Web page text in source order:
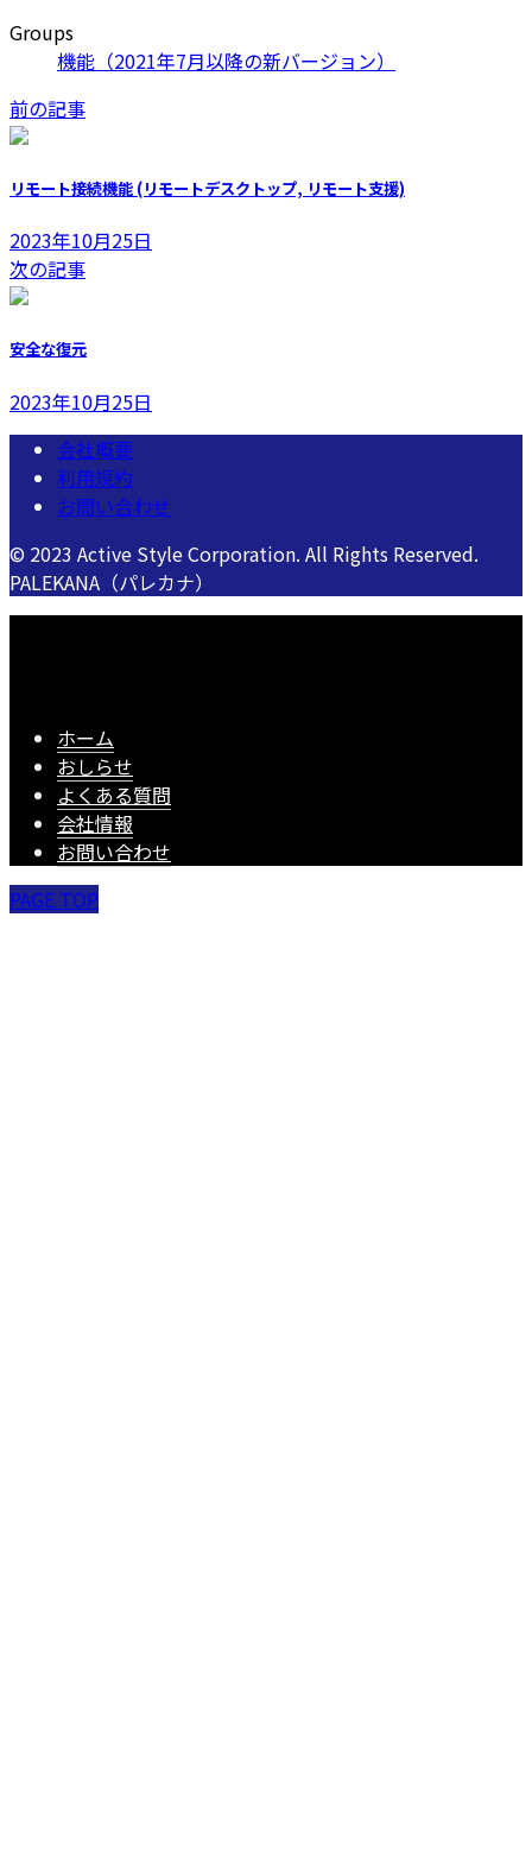
Groups
機能（2021年7月以降の新バージョン）
前の記事
リモート接続機能 (リモートデスクトップ, リモート支援)
2023年10月25日
次の記事
安全な復元
2023年10月25日
会社概要
利用規約
お問い合わせ
© 2023 Active Style Corporation. All Rights Reserved.
PALEKANA（パレカナ）
ホーム
おしらせ
よくある質問
会社情報
お問い合わせ
PAGE TOP